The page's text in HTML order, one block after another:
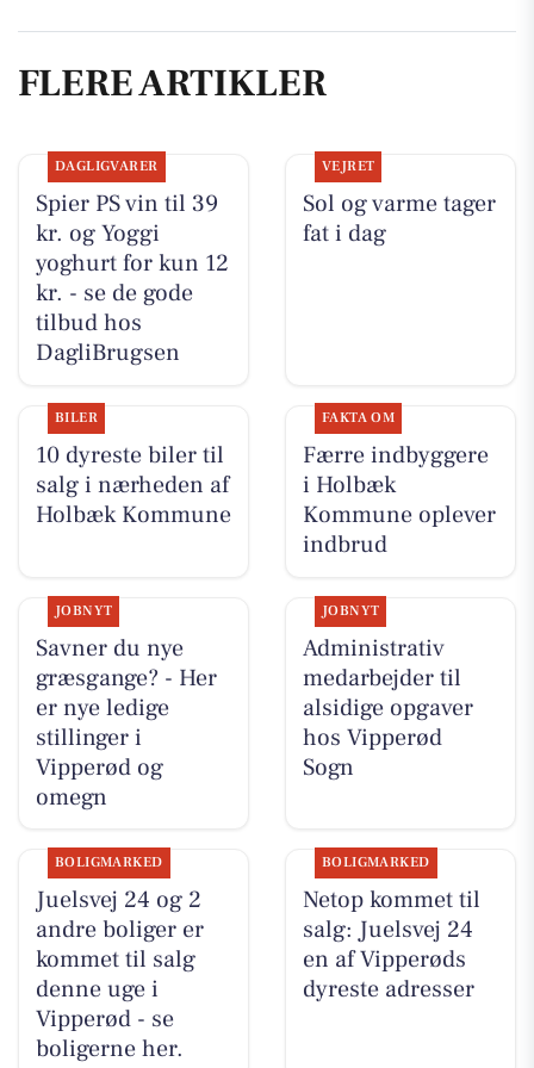
FLERE ARTIKLER
DAGLIGVARER
Spier PS vin til 39
kr. og Yoggi
yoghurt for kun 12
kr. - se de gode
tilbud hos
DagliBrugsen
VEJRET
Sol og varme tager
fat i dag
BILER
10 dyreste biler til
salg i nærheden af
Holbæk Kommune
FAKTA OM
Færre indbyggere
i Holbæk
Kommune oplever
indbrud
JOBNYT
Savner du nye
græsgange? - Her
er nye ledige
stillinger i
Vipperød og
omegn
JOBNYT
Administrativ
medarbejder til
alsidige opgaver
hos Vipperød
Sogn
BOLIGMARKED
Juelsvej 24 og 2
andre boliger er
kommet til salg
denne uge i
Vipperød - se
boligerne her.
BOLIGMARKED
Netop kommet til
salg: Juelsvej 24
en af Vipperøds
dyreste adresser